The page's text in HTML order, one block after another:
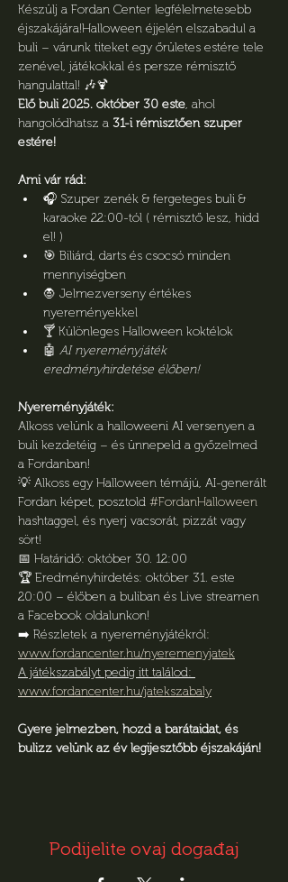
Készülj a Fordan Center legfélelmetesebb
éjszakájára!Halloween éjjelén elszabadul a
buli – várunk titeket egy őrületes estére tele
zenével, játékokkal és persze rémisztő
hangulattal! 🎶🍹
Elő buli 2025. október 30 este, ahol
hangolódhatsz a 31-i rémisztően szuper
estére!
Ami vár rád:
🎧 Szuper zenék & fergeteges buli &
karaoke 22:00-tól ( rémisztő lesz, hidd
el! )
🎯 Biliárd, darts és csocsó minden
mennyiségben
🧛 Jelmezverseny értékes
nyereményekkel
🍸 Különleges Halloween koktélok
🤖 AI nyereményjáték
eredményhirdetése élőben!
Nyereményjáték:
Alkoss velünk a halloweeni AI versenyen a
buli kezdetéig – és ünnepeld a győzelmed
a Fordanban!
💡 Alkoss egy Halloween témájú, AI-generált
Fordan képet, posztold #FordanHalloween
hashtaggel, és nyerj vacsorát, pizzát vagy
sört!
📅 Határidő: október 30. 12:00
🏆 Eredményhirdetés: október 31. este
20:00 – élőben a buliban és Live streamen
a Facebook oldalunkon!
➡️ Részletek a nyereményjátékról:
www.fordancenter.hu/nyeremenyjatek
A játékszabályt pedig itt találod:
www.fordancenter.hu/jatekszabaly
Gyere jelmezben, hozd a barátaidat, és
bulizz velünk az év legijesztőbb éjszakáján!
Podijelite ovaj događaj